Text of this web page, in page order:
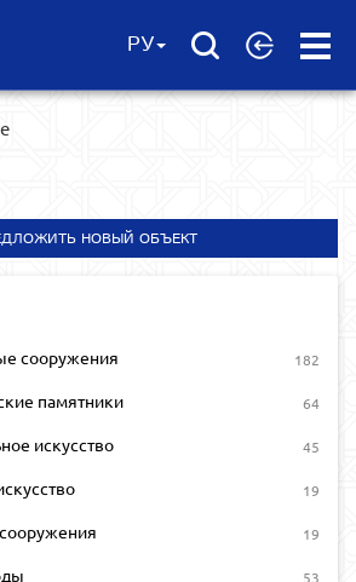
Open
РУ
НОВЫЙ ОБЪЕКТ
сооружения 182
памятники 64
искусство 45
19
19
53